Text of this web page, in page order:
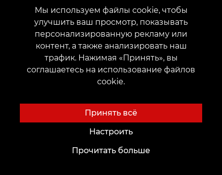
Мы используем файлы cookie, чтобы
улучшить ваш просмотр, показывать
персонализированную рекламу или
контент, а также анализировать наш
трафик. Нажимая «Принять», вы
соглашаетесь на использование файлов
cookie.
Принять всё
Настроить
Прочитать больше